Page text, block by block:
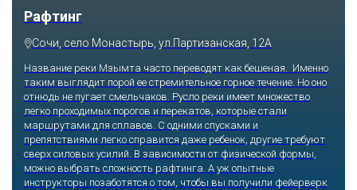
Рафтинг
Сочи, село Монастырь, ул.Партизанская, 12А
Название реки Мзымта часто переводят как бешеная. Именно
таким выглядит порой ее стремительное горное течение. Но оно
отнюдь не пугает смельчаков. Русло реки имеет множество
легко проходимых порогов и перекатов, которые стали
маршрутами для сплавов. С одними спусками и
препятствиями легко справится даже ребенок, другие требуют
сверх силовых усилий. В зависимости от физической формы,
можно выбрать сложность рафтинга. А уж опытные
инструкторы позаботятся о том, чтобы вы получили фейерверк